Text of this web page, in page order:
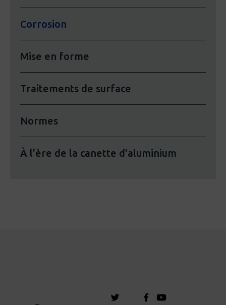
Corrosion
Mise en forme
Traitements de surface
Normes
À l'ère de la canette d'aluminium